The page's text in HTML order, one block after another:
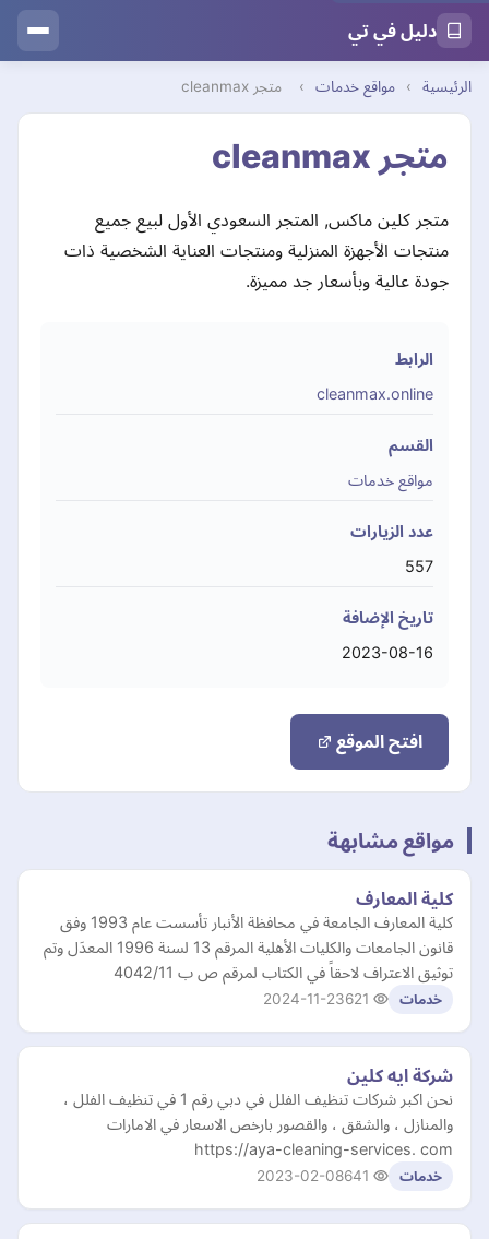
دليل في تي
الرئيسية › مواقع خدمات › متجر cleanmax
متجر cleanmax
متجر كلين ماكس, المتجر السعودي الأول لبيع جميع
منتجات الأجهزة المنزلية ومنتجات العناية الشخصية ذات
جودة عالية وبأسعار جد مميزة.
الرابط
cleanmax.online
القسم
مواقع خدمات
عدد الزيارات
557
تاريخ الإضافة
2023-08-16
افتح الموقع
مواقع مشابهة
كلية المعارف
كلية المعارف الجامعة في محافظة الأنبار تأسست عام 1993 وفق
قانون الجامعات والكليات الأهلية المرقم 13 لسنة 1996 المعدَل وتم
توثيق الاعتراف لاحقاً في الكتاب لمرقم ص ب 4042/11
خدمات 2024-11-23
شركة ايه كلين
نحن اكبر شركات تنظيف الفلل في دبي رقم 1 في تنظيف الفلل ،
والمنازل ، والشقق ، والقصور بارخص الاسعار في الامارات
https://aya-cleaning-services. com
خدمات 2023-02-08